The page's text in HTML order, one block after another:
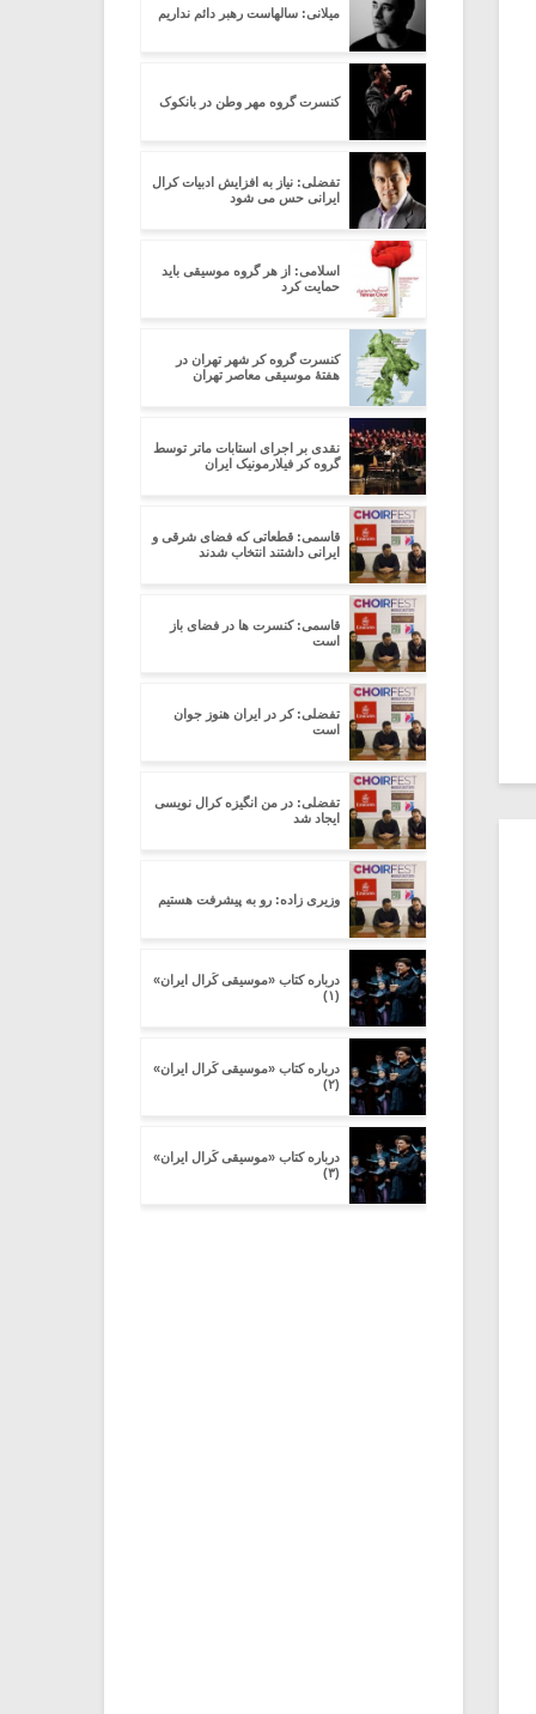
میلانی: سالهاست رهبر دائم نداریم
کنسرت گروه مهر وطن در بانکوک
تفضلی: نیاز به افزایش ادبیات کرال
ایرانی حس می شود
اسلامی: از هر گروه موسیقی باید
حمایت کرد
کنسرت گروه کر شهر تهران در
هفتۀ موسیقی معاصر تهران
نقدی بر اجرای استابات ماتر توسط
گروه کر فیلارمونیک ایران
قاسمی: قطعاتی که فضای شرقی و
ایرانی داشتند انتخاب شدند
قاسمی: کنسرت ها در فضای باز
است
تفضلی: کر در ایران هنوز جوان
است
تفضلی: در من انگیزه کرال نویسی
ایجاد شد
وزیری زاده: رو به پیشرفت هستیم
درباره کتاب «موسیقی کُرال ایران»
(۱)
درباره کتاب «موسیقی کُرال ایران»
(۲)
درباره کتاب «موسیقی کُرال ایران»
(۳)